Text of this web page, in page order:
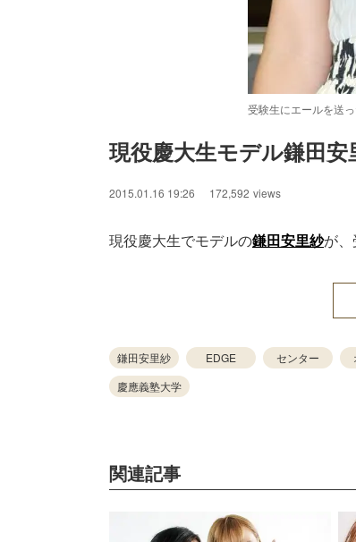
受験生にエールを送
現役慶大生モデル鎌田
2015.01.16 19:26 172,592 views
現役慶大生でモデルの鎌田安里紗が、
鎌田安里紗 EDGE センター
慶應義塾大学
関連記事